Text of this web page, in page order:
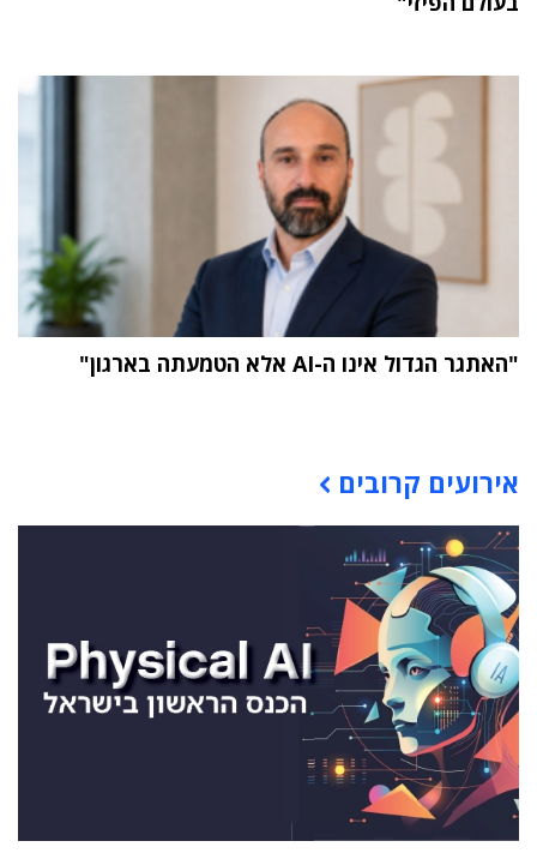
"האתגר הגדול אינו ה-AI אלא הטמעתה בארגון"
אירועים קרובים